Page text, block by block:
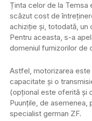
Ținta celor de la Temsa
scăzut cost de
achiziție și, totodată,
Pentru aceasta, s-a
domeniul furnizorilor de
Astfel, motorizarea este
capacitate și o
(opțional este oferită și
Puunțile, de asemenea,
specialist german ZF.